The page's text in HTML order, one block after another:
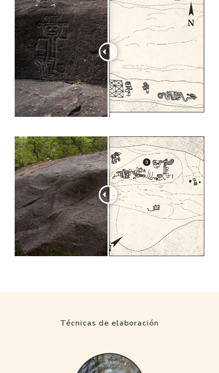
Técnicas de elaboración